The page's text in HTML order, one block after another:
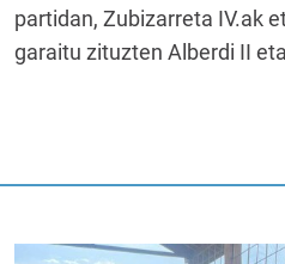
partidan, Zubizarreta IV.ak
garaitu zituzten Alberdi II